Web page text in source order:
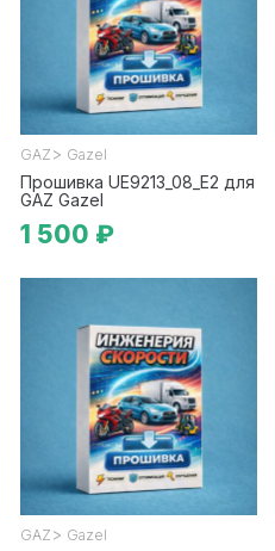
GAZ > Gazel
Прошивка UE9213_08_E2 для
GAZ Gazel
1 500 ₽
GAZ > Gazel